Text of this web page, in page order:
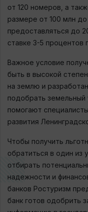
от 120 номеров, а
размере от 100 млн
предоставляться до
ставке 3-5 процентов
Важное условие
быть в высокой
на землю и
подобрать земельный
помогают
развития
Чтобы получить
обратиться в один из
отбирать
надежности и
банков Ростуризм
банк готов одобрить